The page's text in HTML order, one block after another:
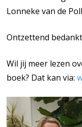
Lonneke van de
Ontzettend
Wil jij meer lezen
boek? Dat kan via: